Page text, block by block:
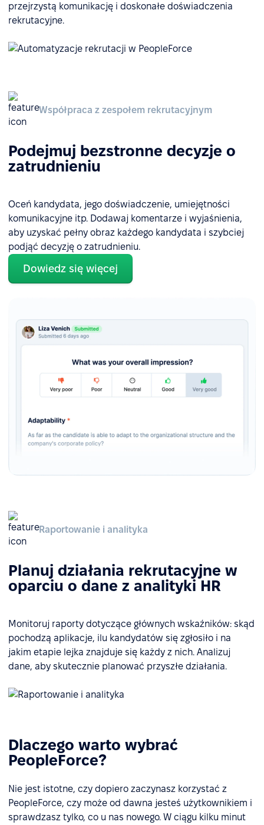
przejrzystą komunikację i doskonałe doświadczenia
rekrutacyjne.
Współpraca z zespołem rekrutacyjnym
Podejmuj bezstronne decyzje o
zatrudnieniu
Oceń kandydata, jego doświadczenie, umiejętności
komunikacyjne itp. Dodawaj komentarze i wyjaśnienia,
aby uzyskać pełny obraz każdego kandydata i szybciej
podjąć decyzję o zatrudnieniu.
Dowiedz się więcej
Raportowanie i analityka
Planuj działania rekrutacyjne w
oparciu o dane z analityki HR
Monitoruj raporty dotyczące głównych wskaźników: skąd
pochodzą aplikacje, ilu kandydatów się zgłosiło i na
jakim etapie lejka znajduje się każdy z nich. Analizuj
dane, aby skutecznie planować przyszłe działania.
Dlaczego warto wybrać
PeopleForce?
Nie jest istotne, czy dopiero zaczynasz korzystać z
PeopleForce, czy może od dawna jesteś użytkownikiem i
sprawdzasz tylko, co u nas nowego. W ciągu kilku minut